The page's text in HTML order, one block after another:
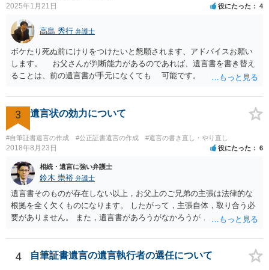
2025年1月21日 役にたった 4
高島 秀行 弁護士
ボケたり死ぬ前にけりをつけたいと懇願されます、アドバイスお願い
します。 お父さんが判断能力があるのであれば、遺言書を書き替え
ることは、前の遺言書が手元になくても 可能です。 将来遺言の効
してもらって 診断書を取得して、公証役場へ行って公正証書遺言を
作成するのがよいと思います。 将来争われることが見込まれること
から、弁護士に依頼して手続きを進めた方がよいと思います。
3 遺言状の効力について
#自筆証書遺言の作成 #公正証書遺言の作成 #遺言の書き直し・やり直し
2018年8月23日 役にたった 6
相続・遺言に強い弁護士
鈴木 崇裕 弁護士
遺言書そのものが存在しない以上，お父上のご兄弟の主張は法律的な
根拠を全く欠くものになります。 したがって，主張自体，取り合う必
要がありません。 また，遺言書があろうがなかろうが，お父上のご兄
ご回答にもありますが， 代理人弁護士をたてて，その弁護士から相手
方に対して， ・相続に関する主張は法的根拠がなく，一切応じないこ
と ・今後一切の連絡をしてこないでほしいこと ・連絡を継続してくる
4 自筆証書遺言の遺言執行者の選任について